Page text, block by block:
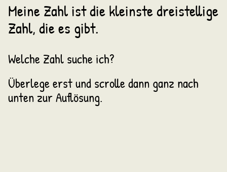
Meine Zahl ist die kleinste dreistellige
Zahl, die es gibt.
Welche Zahl suche ich?
Überlege erst und scrolle dann ganz nach
unten zur Auflösung.